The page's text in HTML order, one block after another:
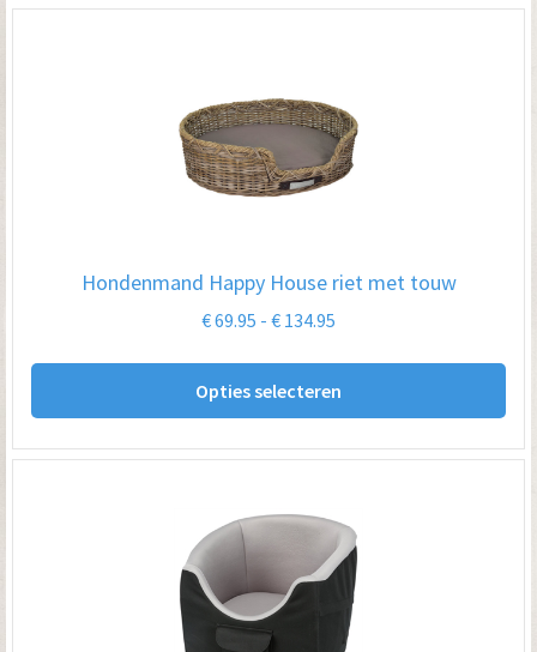
Hondenmand Happy House riet met touw
€69.95 - € 134.95
€ 134.95
Opties selecteren
Dit